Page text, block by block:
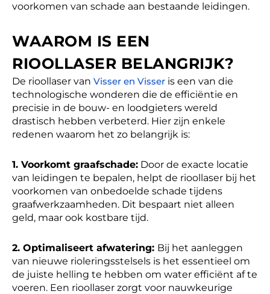
voorkomen van schade aan bestaande leidingen.
WAAROM IS EEN
RIOOLLASER BELANGRIJK?
De rioollaser van Visser en Visser is een van die
technologische wonderen die de efficiëntie en
precisie in de bouw- en loodgieters wereld
drastisch hebben verbeterd. Hier zijn enkele
redenen waarom het zo belangrijk is:
1. Voorkomt graafschade: Door de exacte locatie
van leidingen te bepalen, helpt de rioollaser bij het
voorkomen van onbedoelde schade tijdens
graafwerkzaamheden. Dit bespaart niet alleen
geld, maar ook kostbare tijd.
2. Optimaliseert afwatering: Bij het aanleggen
van nieuwe rioleringsstelsels is het essentieel om
de juiste helling te hebben om water efficiënt af te
voeren. Een rioollaser zorgt voor nauwkeurige